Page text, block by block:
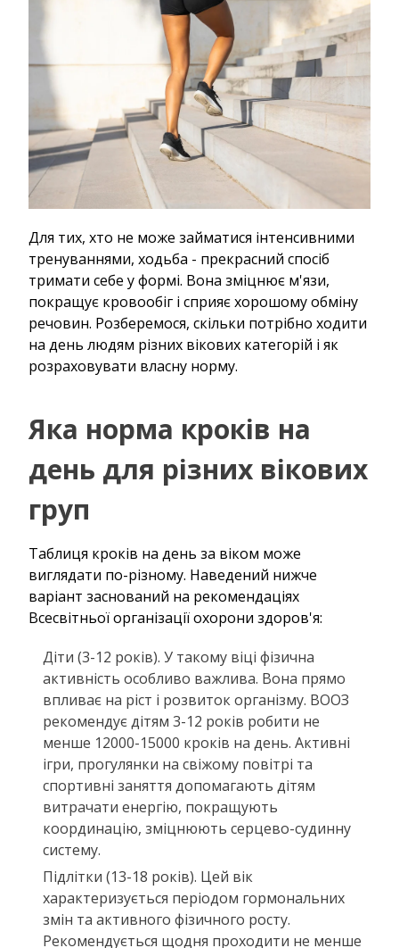
Для тих, хто не може займатися інтенсивними
тренуваннями, ходьба - прекрасний спосіб
тримати себе у формі. Вона зміцнює м'язи,
покращує кровообіг і сприяє хорошому обміну
речовин. Розберемося, скільки потрібно ходити
на день людям різних вікових категорій і як
розраховувати власну норму.
Яка норма кроків на
день для різних вікових
груп
Таблиця кроків на день за віком може
виглядати по-різному. Наведений нижче
варіант заснований на рекомендаціях
Всесвітньої організації охорони здоров'я:
Діти (3-12 років). У такому віці фізична
активність особливо важлива. Вона прямо
впливає на ріст і розвиток організму. ВООЗ
рекомендує дітям 3-12 років робити не
менше 12000-15000 кроків на день. Активні
ігри, прогулянки на свіжому повітрі та
спортивні заняття допомагають дітям
витрачати енергію, покращують
координацію, зміцнюють серцево-судинну
систему.
Підлітки (13-18 років). Цей вік
характеризується періодом гормональних
змін та активного фізичного росту.
Рекомендується щодня проходити не менше